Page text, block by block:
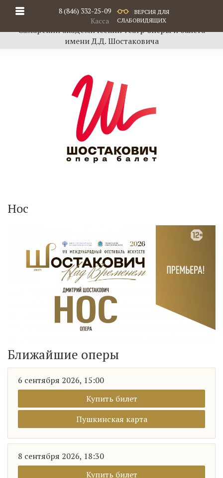
8 (846) 332-25-09
Касса
ВЕРСИЯ ДЛЯ
СЛАБОВИДЯЩИХ
Самарский академический театр оперы и балета
имени Д.Д. Шостаковича
Нос
Ближайшие оперы
6 сентября 2026, 15:00
Купить билет
Пушкинская карта
8 сентября 2026, 18:30
Купить билет